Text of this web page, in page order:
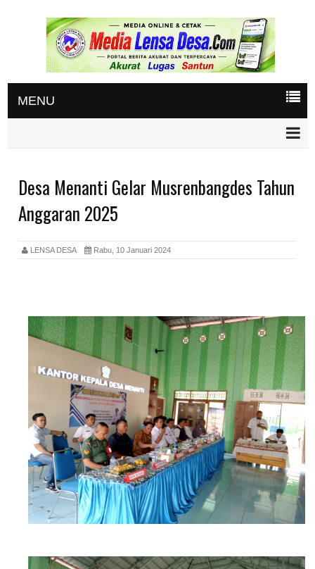
MENU
Desa Menanti Gelar Musrenbangdes Tahun
Anggaran 2025
LENSA DESA Rabu, 10 Januari 2024